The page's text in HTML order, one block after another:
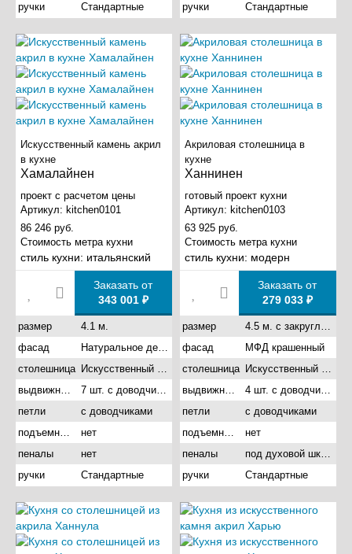
ручки
Стандартные
ручки
Стандартные
Искусственный камень акрил
в кухне
Хамалайнен
проект с расчетом цены
Артикул: kitchen0101
86 246 руб.
Стоимость метра кухни
стиль кухни: итальянский
Заказать от
343 001 ₽
размер
4.1 м.
фасад
Натуральное дерево
столешница
Искусственный камень акрил
выдвижные ящики
7 шт. с доводчиками
петли
с доводчиками
подъемные механизмы
нет
пеналы
нет
ручки
Стандартные
Акриловая столешница в
кухне
Ханнинен
готовый проект кухни
Артикул: kitchen0103
63 925 руб.
Стоимость метра кухни
стиль кухни: модерн
Заказать от
279 033 ₽
размер
4.5 м. с закругленными углами
фасад
МФД крашенный
столешница
Искусственный камень акрил
выдвижные ящики
4 шт. с доводчиками
петли
с доводчиками
подъемные механизмы
нет
пеналы
под духовой шкаф
ручки
Стандартные